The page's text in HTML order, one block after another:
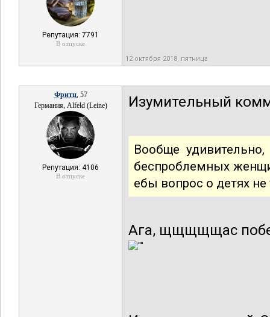
Репутация: 7791
В отпуске
12 октября 2018, пятница
Фритц, 57
Германия, Alfeld (Leine)
Репутация: 4106
В отпуске
Изумительный
Вообще
беспроблемных
ебы вопрос о детях
Ага, щщщщщас